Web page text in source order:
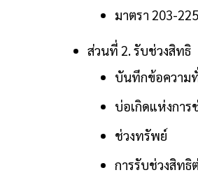
มาตรา 203-225
ส่วนที่ 2. รับช่วงสิทธิ
บันทึกข้อความ
บ่อเกิดแห่งการ
ช่วงทรัพย์
การรับช่วงสิทธิ